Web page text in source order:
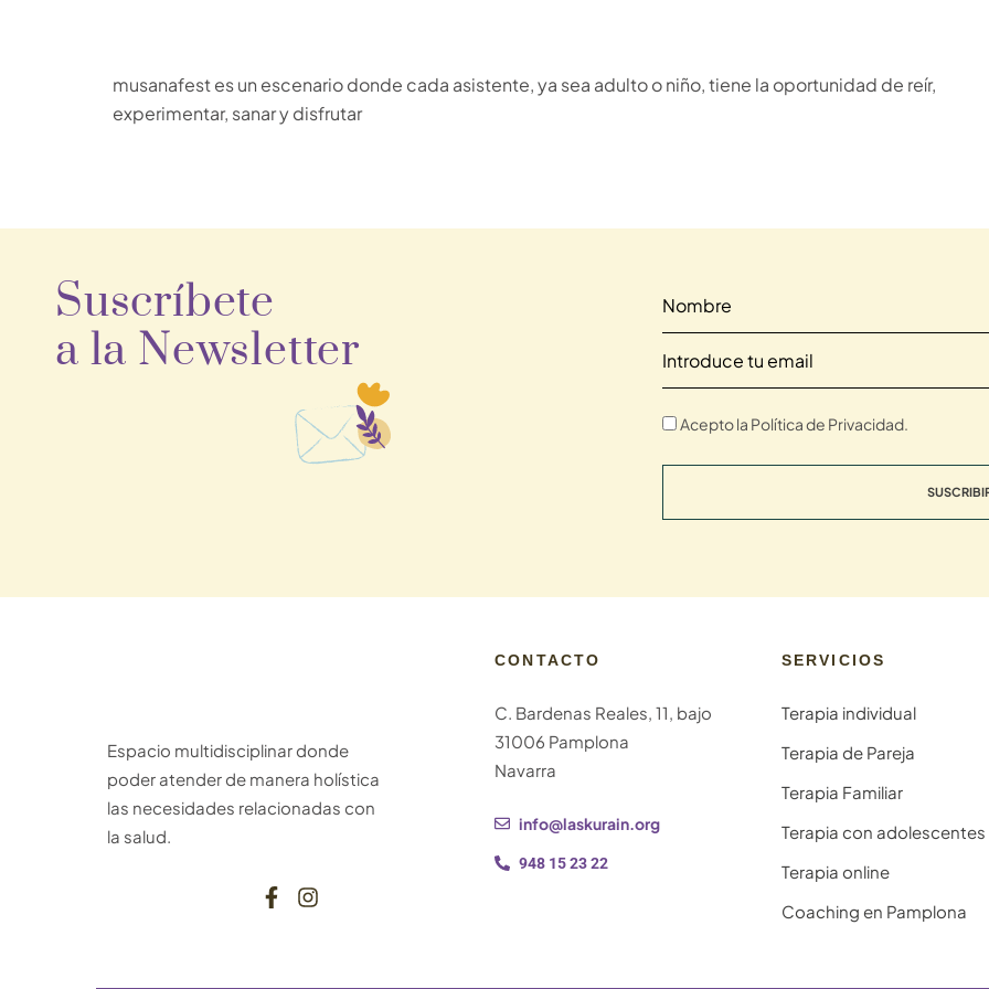
musanafest es un escenario donde cada asistente, ya sea adulto o niño, tiene la oportunidad de reír,
experimentar, sanar y disfrutar
Suscríbete
a la Newsletter
Acepto la Política de Privacidad.
Espacio multidisciplinar donde
poder atender de manera holística
las necesidades relacionadas con
la salud.
CONTACTO
C. Bardenas Reales, 11, bajo
31006 Pamplona
Navarra
info@laskurain.org
948 15 23 22
SERVICIOS
Terapia individual
Terapia de Pareja
Terapia Familiar
Terapia con adolescentes
Terapia online
Coaching en Pamplona